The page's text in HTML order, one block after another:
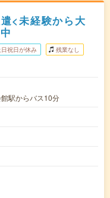
<未経験から大
日祝日が休み 残業なし
駅からバス10分